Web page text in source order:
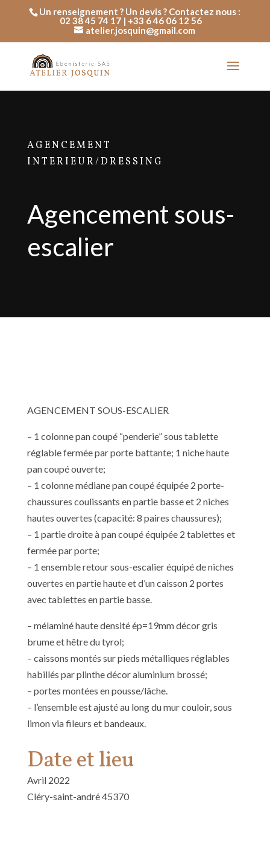
Un renseignement ? Un devis ? Contactez nous :
02 38 45 74 17 | +33 6 46 06 12 56
atelier.josquin@gmail.com
AGENCEMENT
INTERIEUR/DRESSING
Agencement sous-
escalier
AGENCEMENT SOUS-ESCALIER
– 1 colonne pan coupé “penderie” sous tablette
réglable fermée par porte battante; 1 niche haute
pan coupé ouverte;
– 1 colonne médiane pan coupé équipée 2 porte-
chaussures coulissants en partie basse et 2 niches
hautes ouvertes (capacité: 8 paires chaussures);
– 1 partie droite à pan coupé équipée 2 tablettes et
fermée par porte;
– 1 ensemble retour sous-escalier équipé de niches
ouvertes en partie haute et d’un caisson 2 portes
avec tablettes en partie basse.
– mélaminé haute densité ép=19mm décor gris
brume et hêtre du tyrol;
– caissons montés sur pieds métalliques réglables
habillés par plinthe décor aluminium brossé;
– portes montées en pousse/lâche.
– l’ensemble est ajusté au long du mur couloir, sous
limon via fileurs et bandeaux.
Date et lieu
Avril 2022
Cléry-saint-andré 45370